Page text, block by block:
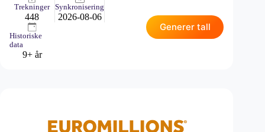
Trekninger
448
Synkronisering
2026-08-06
Historiske
data
9+ år
Generer tall